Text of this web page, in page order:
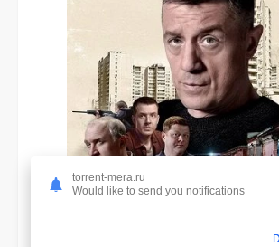
torrent-mera.ru
Would like to send you notifications